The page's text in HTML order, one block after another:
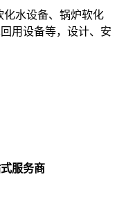
化水设备、锅炉软化
用设备等，设计、安
服务商